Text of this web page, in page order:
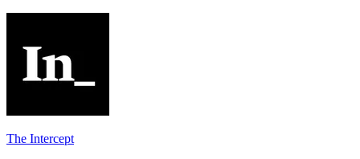
The Intercept